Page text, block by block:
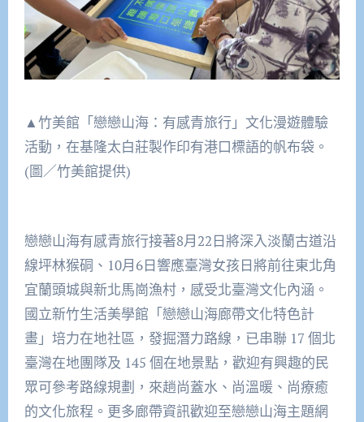
▲竹美館「戀戀山海：有感青旅行」文化漫遊體驗
活動，在基隆太白莊製作印有港口標語的帆布袋。
(圖／竹美館提供)
戀戀山海有感青旅行接著8月22日將深入淡蘭古道沿
線坪林猴硐、10月6日響應臺灣女孩日將前往東北角
宜蘭頭城與新北馬崗漁村，感受北臺灣文化內涵。
國立新竹生活美學館「戀戀山海廊帶文化特色計
畫」培力在地社區，發掘潛力路線，已串聯 17 個北
臺灣在地團隊及 145 個在地景點，歡迎有興趣的民
眾可參考路線規劃，來趟尚蓋水、尚溫暖、尚療癒
的文化旅程。更多廊帶資訊歡迎至戀戀山海主題網